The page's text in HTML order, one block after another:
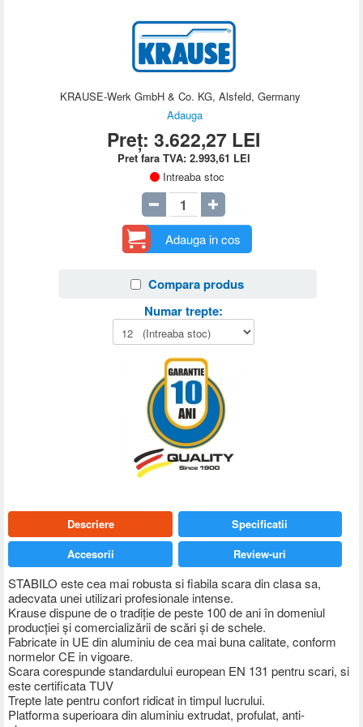
KRAUSE-Werk GmbH & Co. KG, Alsfeld, Germany
Adauga
Preț:3.622,27 LEI
Pret fara TVA: 2.993,61 LEI
Intreaba stoc
Adauga in cos
Compara produs
Numar trepte:
Descriere
STABILO este cea mai robusta si fiabila scara din clasa sa,
adecvata unei utilizari profesionale intense.
Krause dispune de o tradiţie de peste 100 de ani în domeniul
producţiei şi comercializării de scări şi de schele.
Fabricate in UE din aluminiu de cea mai buna calitate, conform
normelor CE in vigoare.
Scara corespunde standardului european EN 131 pentru scari, si
este certificata TUV
Trepte late pentru confort ridicat in timpul lucrului.
Platforma superioara din aluminiu extrudat, profulat, anti-
Specificatii
Accesorii
Review-uri